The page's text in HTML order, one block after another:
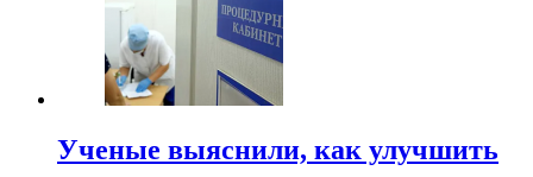
Ученые выяснили, как улучшить